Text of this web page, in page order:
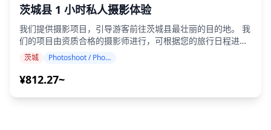
那珂凑是受欢迎的沿海目的地，海鲜市场也兼作热闹的饮酒
区。 有些地方可能不会说英语，但在当地导游的带领下，您可
以放松身心，尽情享受。在某些地区，酒吧可能有限，因此我
们会确认是否可以进行酒吧巡游。请随时预订。
茨城县 1 小时私人摄影体验
我们提供摄影项目，引导游客前往茨城县最壮丽的目的地。 我
们的项目由资质合格的摄影师进行，可根据您的旅行日程进行
调整，在标志性地点捕捉自然构图，如日立海滨公园的粉蝶花
田、壮观的袋田瀑布、沿海的大洗矶前神社鸟居以及令人印象
深刻的牛久大佛雕像。 （请与我们分享您喜欢的地点！） 摄
们将安排一位会说英语/日语的摄影师。 原始的 100 多张照片
茨城 Photoshoot / Photo tour
¥812.27~